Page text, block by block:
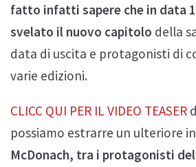
fatto infatti sapere che in data
svelato il nuovo capitolo della
data di uscita e protagonisti di
varie edizioni.
CLICC QUI PER IL VIDEO TEASER
possiamo estrarre un ulteriore
McDonach, tra i protagonisti